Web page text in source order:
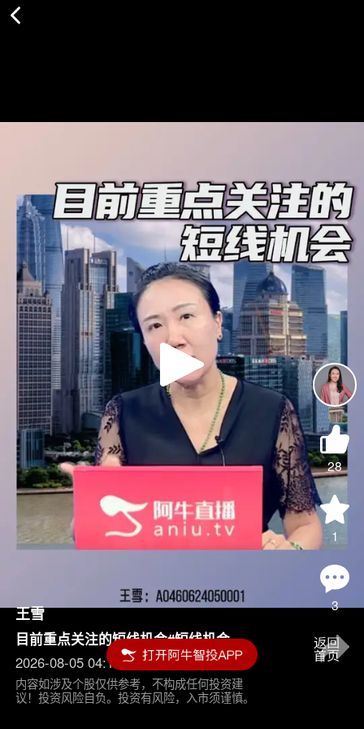
Play
Video
28
1
3
王雪
目前重点关注的短线机会#短线机会
2026-08-05 04:15
内容如涉及个股仅供参考，不构成任何投资建
议！投资风险自负。投资有风险，入市须谨慎。